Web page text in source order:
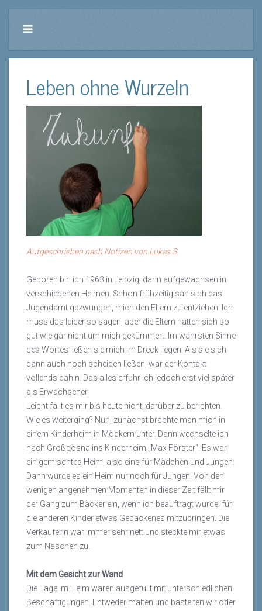
Leben ohne Wurzeln
Aufgeschrieben nach Notizen von Lukas S.
Geboren bin ich 1963 in Leipzig, dann aufgewachsen in
verschiedenen Heimen. Schon frühzeitig sah sich das
Jugendamt gezwungen, mich den Eltern zu entziehen. Ich
muss das leider so sagen, aber die Eltern hatten sich so
gut wie gar nicht um mich gekümmert. Im wahrsten Sinne
des Wortes ließen sie mich im Dreck liegen. Als sie sich
dann auch noch scheiden ließen, war der Kontakt
vollends dahin. Das alles erfuhr ich jedoch erst viel später
als Erwachsener.
Leicht fällt es mir bis heute nicht, darüber zu berichten.
Wie es weiterging? Nun, zunächst brachte man mich in
einem Kinderheim in Möckern unter. Dann wechselte ich
nach Großpösna ins Kinderheim „Max Förster“. Es war
ein gemischtes Heim, also eins für Mädchen und Jungen.
Dann wurde es ein Heim nur noch für Jungen. Von den
wenigen angenehmen Momenten in dieser Zeit fällt mir
der Gang zum Bäcker ein, wenn ich beauftragt wurde, für
die anderen Kinder etwas Gebackenes mitzubringen. Die
Verkäuferin war immer sehr nett und steckte mir etwas
zum Naschen zu.
Mit dem Gesicht zur Wand
Die Tage im Heim waren ausgefüllt mit unterschiedlichen
Beschäftigungen. Entweder malten und bastelten wir oder